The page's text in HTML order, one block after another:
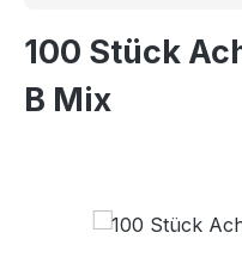
100 Stück
B Mix
Bildergalerie